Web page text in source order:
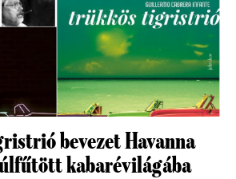
bevezet Havanna
kabarévilágába